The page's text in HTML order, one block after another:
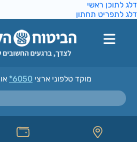
לתוכן ראשי
לתפריט תחתון
מוקד טלפוני ארצי*6050או